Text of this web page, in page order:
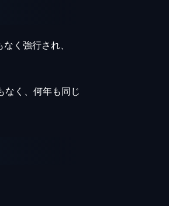
く強行され、
なく、何年も同じ